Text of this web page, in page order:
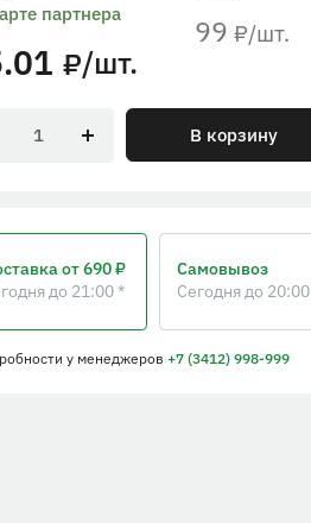
99 ₽/шт.
партнера
₽/шт.
В корзину
от 690 ₽
до 21:00 *
Самовывоз
Сегодня до 20:00
у менеджеров+7 (3412) 998-999